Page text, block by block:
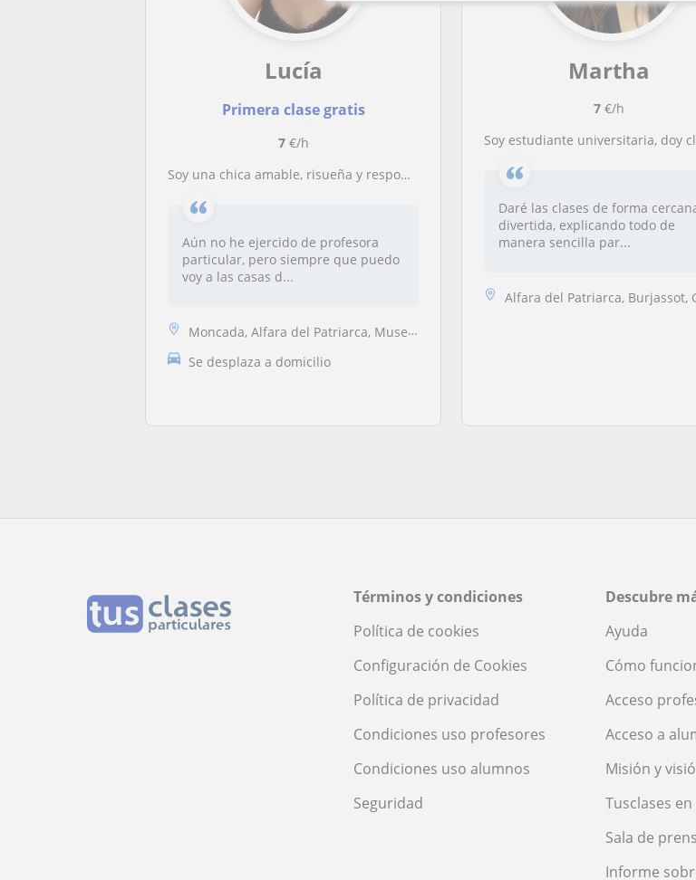
Lucía
Primera clase gratis
7€/h
Soy una chica amable, risueña y responsable. A la que le encantan los niños y con una paciencia infinita para poder enseñarles.
Aún no he ejercido de profesora
particular, pero siempre que puedo
voy a las casas d...
Moncada, Alfara del Patriarca, Museros, Rocafort
Se desplaza a domicilio
Martha
7€/h
Soy estudiante universitaria, doy clases a niños de primaria y me adapto a su ritmo con
Daré las clases de forma
divertida, explicando todo de
manera sencilla par...
Alfara del Patriarca, Burjassot, Godella, Moncada, Rocafort,
Términos y condiciones
Política de cookies
Configuración de Cookies
Política de privacidad
Condiciones uso profesores
Condiciones uso alumnos
Seguridad
Descubre
Ayuda
Cómo
Acceso
Acceso a
Misión y
Tusclases
Sala de
Informe